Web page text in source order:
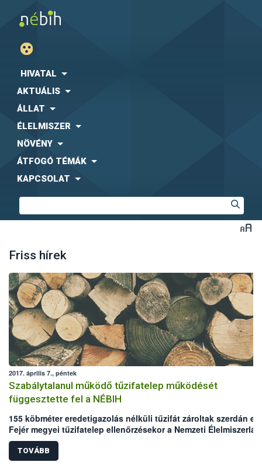
HIVATAL
AKTUÁLIS
ÁLLAT
ÉLELMISZER
NÖVÉNY
ÁTFOGÓ TÉMÁK
KAPCSOLAT
Friss hírek
2017. április 7., péntek
Szabálytalanul működő tűzifatelep működését
függesztette fel a NÉBIH
155 köbméter eredetigazolás nélküli tűzifát zároltak szerdán
Fejér megyei tűzifatelep ellenőrzésekor a Nemzeti
biztonsági Hivatal (NÉBIH) ellenőrei. A vizsgálat során a
kereskedelmi és reklám tevékenységének tiltására is sor került
jogszerű működéshez szükséges feltételek megteremtéséig.
TOVÁBB